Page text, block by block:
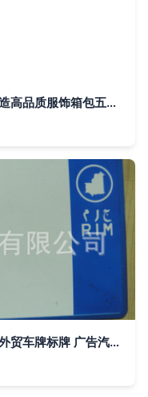
供应广东东莞金属铭牌制作厂家 打造高品质服饰箱包五金的专业选择
【【镇店之宝】供应精品铝制车牌 外贸车牌标牌 广告汽车车牌】价格,厂家,图片,铭牌,苍南兴跃标牌-